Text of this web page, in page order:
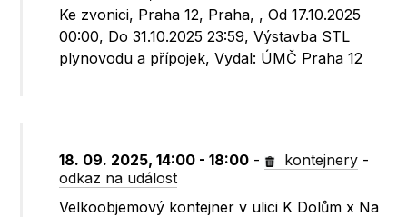
Ke zvonici, Praha 12, Praha, , Od 17.10.2025
00:00, Do 31.10.2025 23:59, Výstavba STL
plynovodu a přípojek, Vydal: ÚMČ Praha 12
18. 09. 2025, 14:00 - 18:00 - kontejnery -
odkaz na událost
Velkoobjemový kontejner v ulici K Dolům x Na